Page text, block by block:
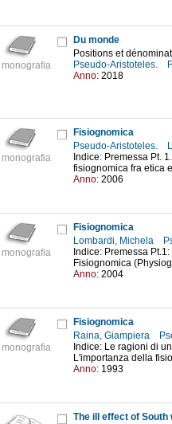
monografia
Du monde
Positions et
Pseudo-Aristoteles.
Anno: 2018
monografia
Fisiognomica
Pseudo-Aristoteles.
Indice: Premessa Pt.
fisiognomica fra etica
Anno: 2006
monografia
Fisiognomica
Lombardi, Michela
Indice: Premessa
Fisiognomica
Anno: 2004
monografia
Fisiognomica
Raina, Giampiera
Indice: Le ragioni di
L'importanza della
Anno: 1993
The ill effect of South